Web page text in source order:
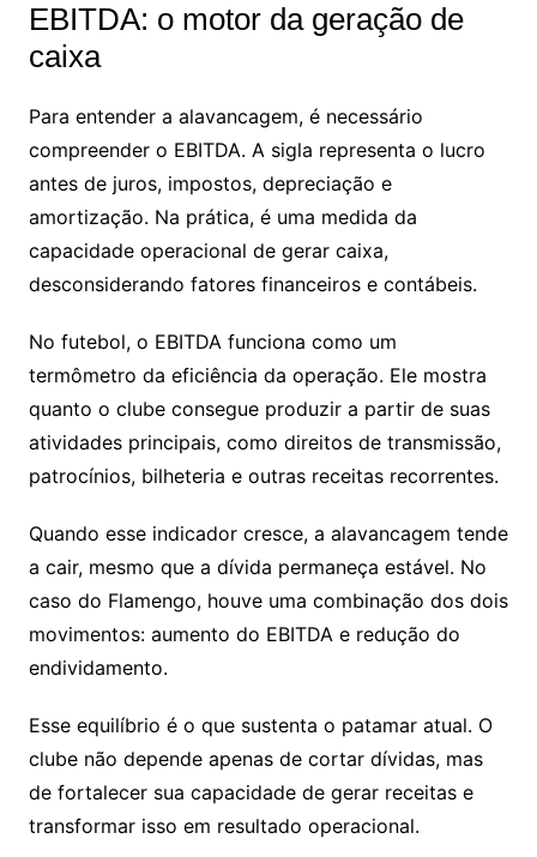
EBITDA: o motor da geração de
caixa
Para entender a alavancagem, é necessário
compreender o EBITDA. A sigla representa o lucro
antes de juros, impostos, depreciação e
amortização. Na prática, é uma medida da
capacidade operacional de gerar caixa,
desconsiderando fatores financeiros e contábeis.
No futebol, o EBITDA funciona como um
termômetro da eficiência da operação. Ele mostra
quanto o clube consegue produzir a partir de suas
atividades principais, como direitos de transmissão,
patrocínios, bilheteria e outras receitas recorrentes.
Quando esse indicador cresce, a alavancagem tende
a cair, mesmo que a dívida permaneça estável. No
caso do Flamengo, houve uma combinação dos dois
movimentos: aumento do EBITDA e redução do
endividamento.
Esse equilíbrio é o que sustenta o patamar atual. O
clube não depende apenas de cortar dívidas, mas
de fortalecer sua capacidade de gerar receitas e
transformar isso em resultado operacional.